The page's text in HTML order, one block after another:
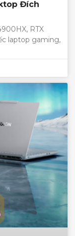
Đích
RTX
laptop gaming,